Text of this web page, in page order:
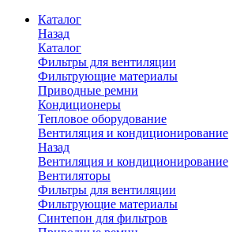
Каталог
Назад
Каталог
Фильтры для вентиляции
Фильтрующие материалы
Приводные ремни
Кондиционеры
Тепловое оборудование
Вентиляция и кондиционирование
Назад
Вентиляция и кондиционирование
Вентиляторы
Фильтры для вентиляции
Фильтрующие материалы
Синтепон для фильтров